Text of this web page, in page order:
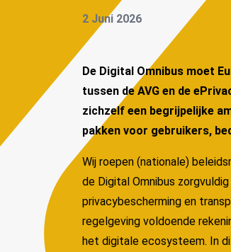
2 Juni 2026
De Digital Omnibus moet
tussen de AVG en de
zichzelf een begrijpelijke
pakken voor gebruikers,
Wij roepen (nationale)
de Digital Omnibus
privacybescherming en
regelgeving voldoende
het digitale ecosysteem. In